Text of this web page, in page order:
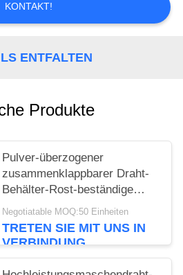
KONTAKT!
ENTFALTEN
Produkte
Pulver-überzogener
zusammenklappbarer Draht-
Behälter-Rost-beständige
lange Lebensdauer
Negotiatable MOQ:50 Einheiten
TRETEN SIE MIT UNS IN
VERBINDUNG